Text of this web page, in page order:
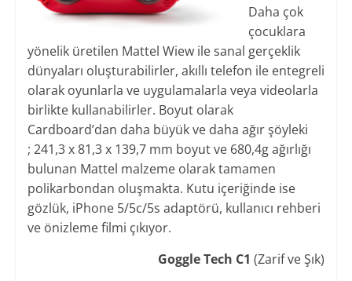
Daha çok
çocuklara
yönelik üretilen Mattel Wiew ile sanal gerçeklik
dünyaları oluşturabilirler, akıllı telefon ile entegreli
olarak oyunlarla ve uygulamalarla veya videolarla
birlikte kullanabilirler. Boyut olarak
Cardboard’dan daha büyük ve daha ağır şöyleki
; 241,3 x 81,3 x 139,7 mm boyut ve 680,4g ağırlığı
bulunan Mattel malzeme olarak tamamen
polikarbondan oluşmakta. Kutu içeriğinde ise
gözlük, iPhone 5/5c/5s adaptörü, kullanıcı rehberi
ve önizleme filmi çıkıyor.
Goggle Tech C1 (Zarif ve Şık)